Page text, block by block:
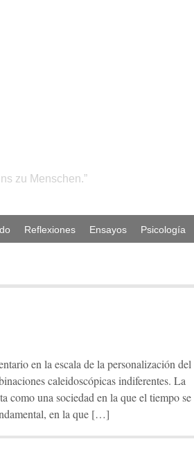
zu Menschen.”
Reflexiones Ensayos Psicología
en la escala de la personalización del
caleidoscópicas indiferentes. La
como una sociedad en la que el tiempo se
en la que […]